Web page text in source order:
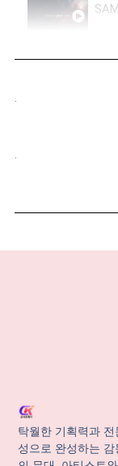
.
.
탁월한 기획력과 전
성으로 완성하는 감